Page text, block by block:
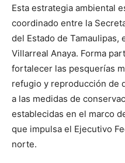
Esta estrategia ambiental
coordinado entre la
del Estado de Tamaulipas,
Villarreal Anaya. Forma
fortalecer las pesquerías
refugio y reproducción de
a las medidas de
establecidas en el marco
que impulsa el Ejecutivo
norte.